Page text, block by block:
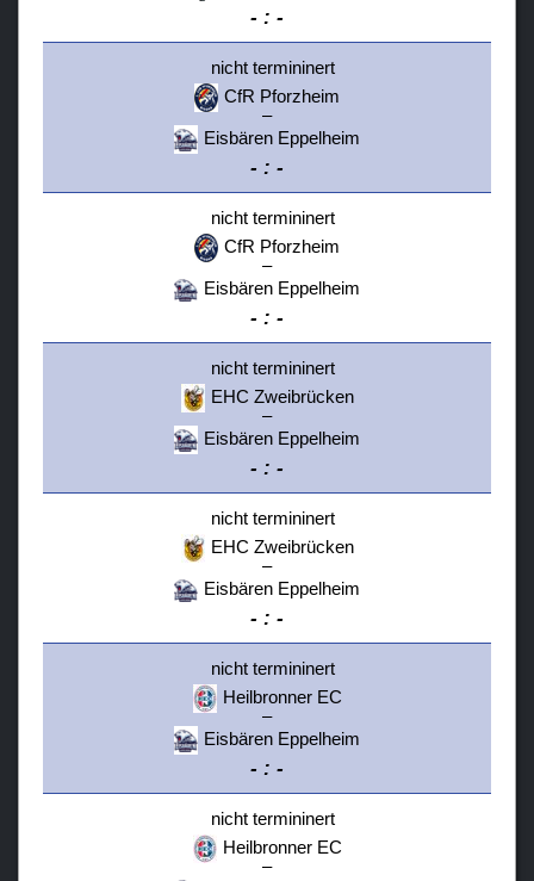
- : -
nicht termininert
CfR Pforzheim
–
Eisbären Eppelheim
- : -
nicht termininert
CfR Pforzheim
–
Eisbären Eppelheim
- : -
nicht termininert
EHC Zweibrücken
–
Eisbären Eppelheim
- : -
nicht termininert
EHC Zweibrücken
–
Eisbären Eppelheim
- : -
nicht termininert
Heilbronner EC
–
Eisbären Eppelheim
- : -
nicht termininert
Heilbronner EC
–